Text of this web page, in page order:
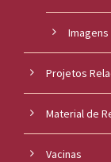
Imagens
Projetos
Material de
Vacinas